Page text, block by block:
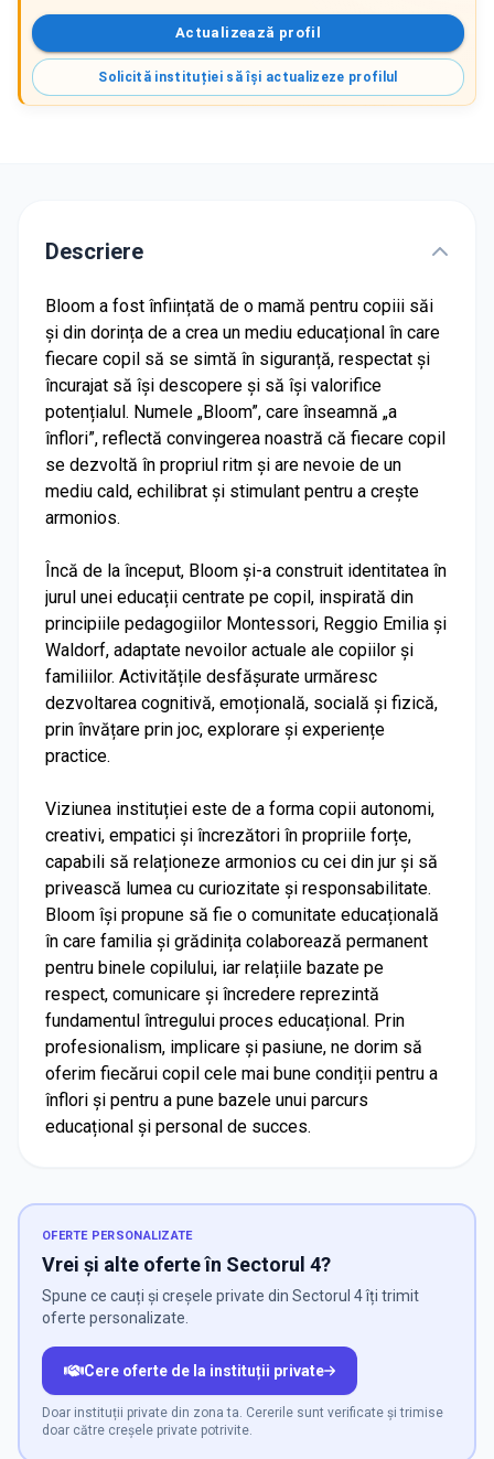
Actualizează profil
Solicită instituției să își actualizeze profilul
Descriere
Bloom a fost înființată de o mamă pentru copiii săi
și din dorința de a crea un mediu educațional în care
fiecare copil să se simtă în siguranță, respectat și
încurajat să își descopere și să își valorifice
potențialul. Numele „Bloom”, care înseamnă „a
înflori”, reflectă convingerea noastră că fiecare copil
se dezvoltă în propriul ritm și are nevoie de un
mediu cald, echilibrat și stimulant pentru a crește
armonios.
Încă de la început, Bloom și-a construit identitatea în
jurul unei educații centrate pe copil, inspirată din
principiile pedagogiilor Montessori, Reggio Emilia și
Waldorf, adaptate nevoilor actuale ale copiilor și
familiilor. Activitățile desfășurate urmăresc
dezvoltarea cognitivă, emoțională, socială și fizică,
prin învățare prin joc, explorare și experiențe
practice.
Viziunea instituției este de a forma copii autonomi,
creativi, empatici și încrezători în propriile forțe,
capabili să relaționeze armonios cu cei din jur și să
privească lumea cu curiozitate și responsabilitate.
Bloom își propune să fie o comunitate educațională
în care familia și grădinița colaborează permanent
pentru binele copilului, iar relațiile bazate pe
respect, comunicare și încredere reprezintă
fundamentul întregului proces educațional. Prin
profesionalism, implicare și pasiune, ne dorim să
oferim fiecărui copil cele mai bune condiții pentru a
înflori și pentru a pune bazele unui parcurs
educațional și personal de succes.
OFERTE PERSONALIZATE
Vrei și alte oferte în Sectorul 4?
Spune ce cauți și creșele private din Sectorul 4 îți trimit
oferte personalizate.
Cere oferte de la instituții private
Doar instituții private din zona ta. Cererile sunt verificate și trimise
doar către creșele private potrivite.